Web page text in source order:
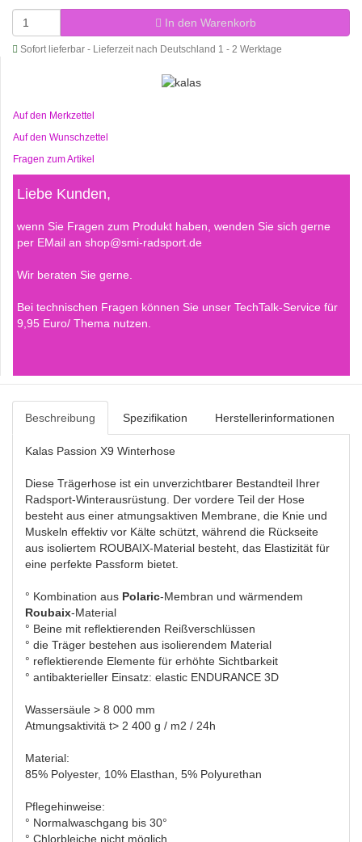
In den Warenkorb
Sofort lieferbar - Lieferzeit nach Deutschland 1 - 2 Werktage
Auf den Merkzettel
Auf den Wunschzettel
Fragen zum Artikel
Liebe Kunden,
wenn Sie Fragen zum Produkt haben, wenden Sie sich gerne
per EMail an shop@smi-radsport.de
Wir beraten Sie gerne.
Bei technischen Fragen können Sie unser TechTalk-Service für
9,95 Euro/ Thema nutzen.
Beschreibung Spezifikation Herstellerinformationen
Kalas Passion X9 Winterhose
Diese Trägerhose ist ein unverzichtbarer Bestandteil Ihrer
Radsport-Winterausrüstung. Der vordere Teil der Hose
besteht aus einer atmungsaktiven Membrane, die Knie und
Muskeln effektiv vor Kälte schützt, während die Rückseite
aus isoliertem ROUBAIX-Material besteht, das Elastizität für
eine perfekte Passform bietet.
° Kombination aus Polaric-Membran und wärmendem
Roubaix-Material
° Beine mit reflektierenden Reißverschlüssen
° die Träger bestehen aus isolierendem Material
° reflektierende Elemente für erhöhte Sichtbarkeit
° antibakterieller Einsatz: elastic ENDURANCE 3D
Wassersäule > 8 000 mm
Atmungsaktivitä t> 2 400 g / m2 / 24h
Material:
85% Polyester, 10% Elasthan, 5% Polyurethan
Pflegehinweise:
° Normalwaschgang bis 30°
° Chlorbleiche nicht möglich